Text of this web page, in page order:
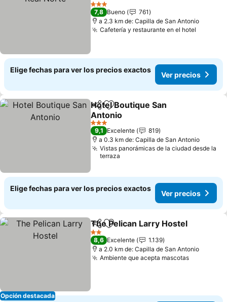
Ver precios
3 Estrellas
7,8 Bueno
761
a 2.3 km de: Capilla de San Antonio
Cafetería y restaurante en el hotel
Elige fechas para ver los precios exactos
Ver precios
CompartirAgregar a favoritos
Hotel Boutique San
Antonio
Ver precios
3 Estrellas
9,1 Excelente
819
a 0.3 km de: Capilla de San Antonio
Vistas panorámicas de la ciudad desde la
terraza
Elige fechas para ver los precios exactos
Ver precios
Opción destacada
Compartir
Agregar a favoritos
The Pelican Larry Hostel
2 Estrellas
8,6 Excelente
1.139
a 2.0 km de: Capilla de San Antonio
Ambiente que acepta mascotasVer